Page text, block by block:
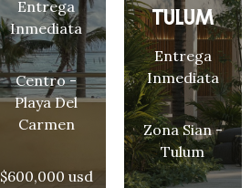
Entrega
Inmediata
Centro -
Playa Del
Carmen
$600,000 usd
TULUM
Entrega
Inmediata
Zona Sian -
Tulum